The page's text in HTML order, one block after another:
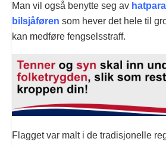
Man vil også benytte seg av
bilsjåføren som hever det hele til
kan medføre fengselsstraff.
Flagget var malt i de tradisjonelle